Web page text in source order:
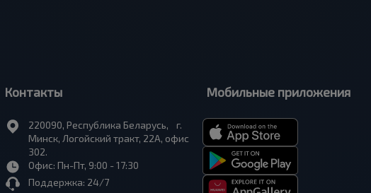
Контакты
220090, Республика Беларусь, г.
Минск, Логойский тракт, 22А, офис
302.
Офис: Пн-Пт, 9:00 - 17:30
Поддержка: 24/7
Мобильные приложения